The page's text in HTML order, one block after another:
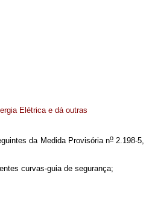
Elétrica e dá outras
da Medida Provisória no2.198-5,
curvas-guia de segurança;